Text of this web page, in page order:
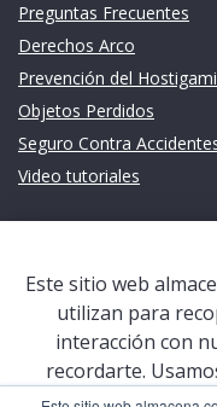
Preguntas Frecuentes
Derechos Arco
Prevención del
Objetos Perdidos
Seguro Contra
Video tutoriales
Sistema de Gestión
Defensoría Universitaria
Terceros vinculados
San Pablo Mail
Este sitio web
utilizan para
interacción con
recordarte.
mejorar y